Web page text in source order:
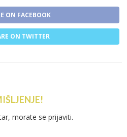
ON FACEBOOK
ON TWITTER
morate se prijaviti.